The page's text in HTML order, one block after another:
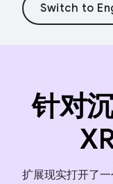
针对
扩展现实打开了